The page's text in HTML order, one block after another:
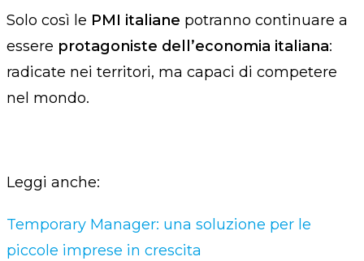
Solo così le PMI italiane potranno continuare a
essere protagoniste dell’economia italiana:
radicate nei territori, ma capaci di competere
nel mondo.
Leggi anche:
Temporary Manager: una soluzione per le
piccole imprese in crescita